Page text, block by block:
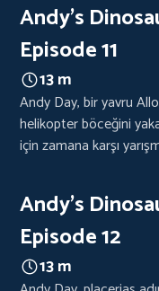
Andy's
Episode 11
13 m
Andy Day, bir yavru
helikopter böceğini
için zamana karşı
Andy's
Episode 12
13 m